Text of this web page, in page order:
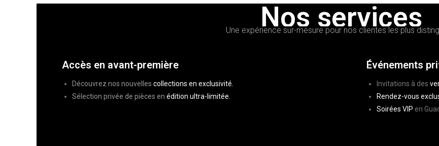
Nos services
Une expérience sur-mesure pour nos clientes les plus
Accès en avant-première
Découvrez nos nouvelles collections en exclusivité.
Sélection privée de pièces en édition ultra-limitée.
Événements
Invitations à des
Rendez-vous
Soirées VIP en